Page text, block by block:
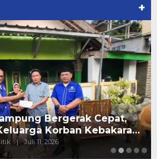
+
Bergerak Cepat,
Korban Kebakara…
| Juli 11, 2026